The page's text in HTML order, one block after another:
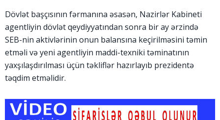
Dövlət başçısının fərmanına əsasən, Nazirlər Kabineti
agentliyin dövlət qeydiyyatından sonra bir ay ərzində
SEB-nin aktivlərinin onun balansına keçirilməsini təmin
etməli və yeni agentliyin maddi-texniki təminatının
yaxşılaşdırılması üçün təkliflər hazırlayıb prezidentə
təqdim etməlidir.